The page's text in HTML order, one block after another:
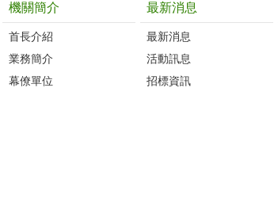
機關簡介
首長介紹
業務簡介
幕僚單位
最新消息
最新消息
活動訊息
招標資訊